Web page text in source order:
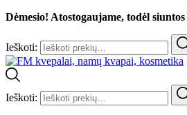
Dėmesio! Atostogaujame, todėl
Ieškoti:
Ieškoti: